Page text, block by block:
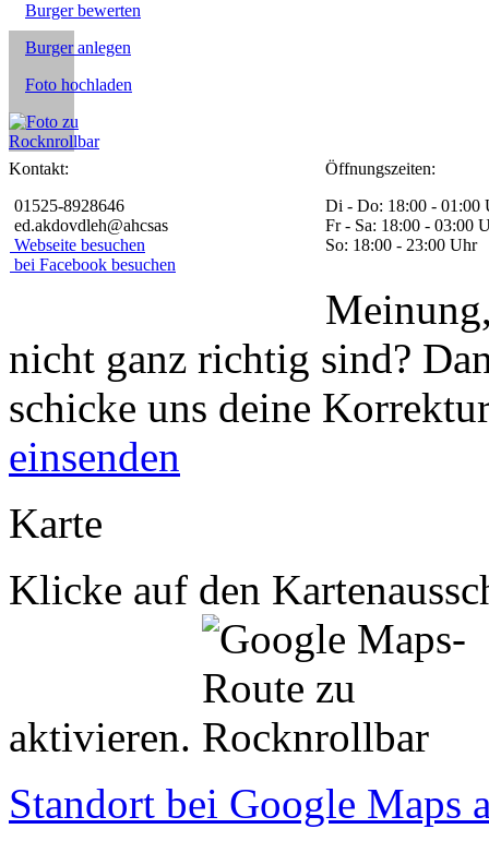
Burger bewerten
Burger anlegen
Foto hochladen
Kontakt:
01525-8928646
ed.akdovdleh@ahcsas
Webseite besuchen
bei Facebook besuchen
Öffnungszeiten:
Di - Do: 18:00 - 01:00
Fr - Sa: 18:00 - 03:00
So: 18:00 - 23:00 Uhr
nicht ganz richtig sind?
schicke uns deine
einsenden
Karte
Klicke auf den
aktivieren.
Standort bei Google Maps